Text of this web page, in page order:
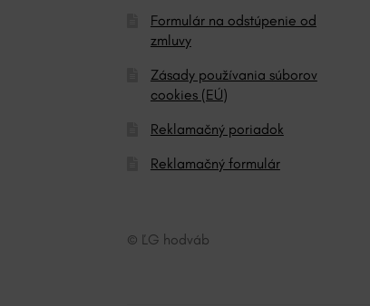
Formulár na odstúpenie od
zmluvy
Zásady používania súborov
cookies (EÚ)
Reklamačný poriadok
Reklamačný formulár
© ĽG hodváb